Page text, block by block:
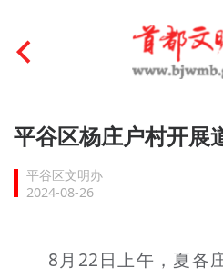
首页
文明创建
文明培育
平谷区杨庄户村开展
平谷区文明办
2024-08-26
8月22日上午，夏各